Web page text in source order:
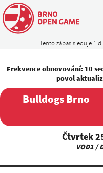
Tento zápas sleduje 1
Frekvence obnovování: 10
povol
Bulldogs Brno
Čtvrtek
VOD1 /